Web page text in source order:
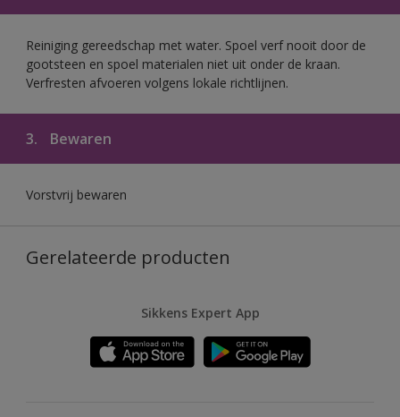
Reiniging gereedschap met water. Spoel verf nooit door de
gootsteen en spoel materialen niet uit onder de kraan.
Verfresten afvoeren volgens lokale richtlijnen.
3. Bewaren
Vorstvrij bewaren
Gerelateerde producten
Sikkens Expert App